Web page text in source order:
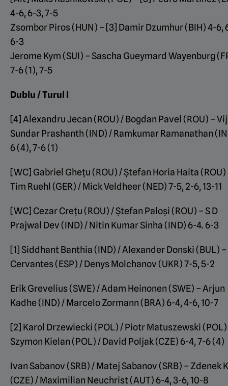
4-6, 6-3, 7-5
Zsombor Piros (HUN) – [3] Damir Dzumhur (BIH) 4-6,
6-3
Jerome Kym (SUI) – Sascha Gueymard Wayenburg
7-6 (1), 7-5
Dublu / Turul I
[4] Alexandru Jecan (ROU) / Bogdan Pavel (ROU) –
Sundar Prashanth (IND) / Ramkumar Ramanathan
6 (4), 7-6 (1)
[WC] Gabriel Ghețu (ROU) / Ștefan Horia Haita (ROU)
Tim Ruehl (GER) / Mick Veldheer (NED) 7-5, 2-6, 13-11
[WC] Cezar Crețu (ROU) / Ștefan Paloși (ROU) – S D
Prajwal Dev (IND) / Nitin Kumar Sinha (IND) 6-4. 6-3
[1] Siddhant Banthia (IND) / Alexander Donski (BUL)
Cervantes (ESP) / Denys Molchanov (UKR) 7-5, 5-2
Erik Grevelius (SWE) / Adam Heinonen (SWE) – Arjun
Kadhe (IND) / Marcelo Zormann (BRA) 6-4, 4-6, 10-7
[2] Karol Drzewiecki (POL) / Piotr Matuszewski (POL)
Szymon Kielan (POL) / David Poljak (CZE) 6-4, 7-6 (4)
Ivan Sabanov (SRB) / Matej Sabanov (SRB) – Zdenek
(CZE) / Maximilian Neuchrist (AUT) 6-4, 3-6, 10-8